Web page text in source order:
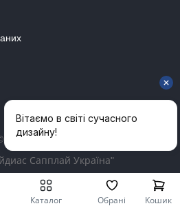
2014-2026
Сапплай Україна"
Каталог Обрані Кошик